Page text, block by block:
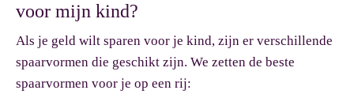
voor mijn kind?
Als je geld wilt sparen voor je kind, zijn er verschillende
spaarvormen die geschikt zijn. We zetten de beste
spaarvormen voor je op een rij: